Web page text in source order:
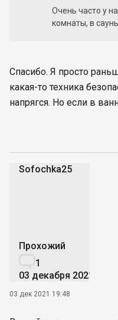
Очень часто у
комнаты, в
Спасибо. Я просто
какая-то техника
напрягся. Но если в
Sofochka25
Прохожий
1
03 декабря 2021
03 дек 2021 19:48